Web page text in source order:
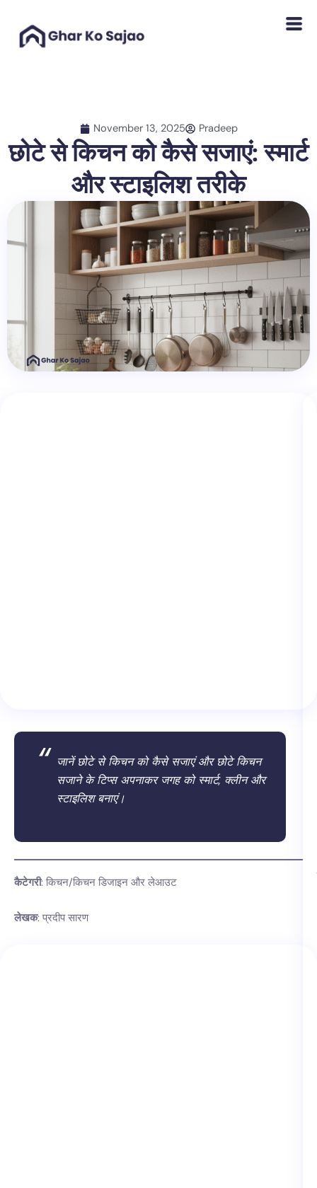
content
November 13, 2025 Pradeep
छोटे से किचन को कैसे सजाएं: स्मार्ट
और स्टाइलिश तरीके
जानें छोटे से किचन को कैसे सजाएं और छोटे किचन
सजाने के टिप्स अपनाकर जगह को स्मार्ट, क्लीन और
स्टाइलिश बनाएं।
कैटेगरी: किचन/किचन डिजाइन और लेआउट
लेखक: प्रदीप सारण